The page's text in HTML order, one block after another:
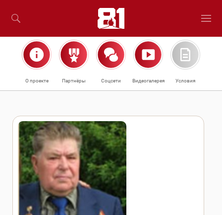
О проекте Партнёры Соцсети Видеогалерея Условия